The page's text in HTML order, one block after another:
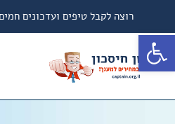
רוצה לקבל טיפים ועדכונים
פתח סרגל נגישות